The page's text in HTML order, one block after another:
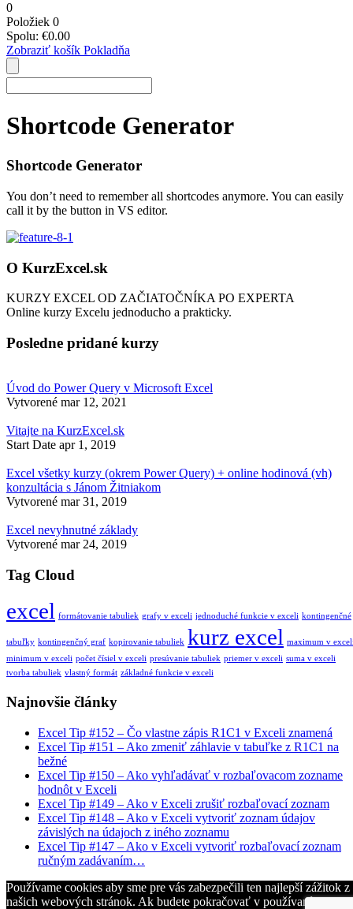
0
Položiek 0
Spolu: €0.00
Zobraziť košík Pokladňa
Shortcode Generator
Shortcode Generator
You don’t need to remember all shortcodes anymore. You can easily
call it by the button in VS editor.
O KurzExcel.sk
KURZY EXCEL OD ZAČIATOČNÍKA PO EXPERTA
Online kurzy Excelu jednoducho a prakticky.
Posledne pridané kurzy
Úvod do Power Query v Microsoft Excel
Vytvorené mar 12, 2021
Vitajte na KurzExcel.sk
Start Date apr 1, 2019
Excel všetky kurzy (okrem Power Query) + online hodinová (vh)
konzultácia s Jánom Žitniakom
Vytvorené mar 31, 2019
Excel nevyhnutné základy
Vytvorené mar 24, 2019
Tag Cloud
excel formátovanie tabuliek grafy v exceli jednoduché funkcie v exceli kontingenčné
tabuľky kontingenčný graf kopirovanie tabuliek kurz excel maximum v
minimum v exceli počet čísiel v exceli presúvanie tabuliek priemer v exceli suma v exceli
tvorba tabuliek vlastný formát základné funkcie v exceli
Najnovšie články
Excel Tip #152 – Čo vlastne zápis R1C1 v Exceli znamená
Excel Tip #151 – Ako zmeniť záhlavie v tabuľke z R1C1 na
bežné
Excel Tip #150 – Ako vyhľadávať v rozbaľovacom zozname
hodnôt v Exceli
Excel Tip #149 – Ako v Exceli zrušiť rozbaľovací zoznam
Excel Tip #148 – Ako v Exceli vytvoriť zoznam údajov
závislých na údajoch z iného zoznamu
Excel Tip #147 – Ako v Exceli vytvoriť rozbaľovací zoznam
ručným zadávaním…
Používame cookies aby sme pre vás zabezpečili ten najlepší zážitok z
našich webových stránok. Ak budete pokračovať v používaní tejto